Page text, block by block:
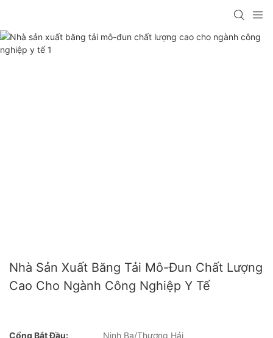
Nhà Sản Xuất Băng Tải Mô-Đun Chất Lượng
Cao Cho Ngành Công Nghiệp Y Tế
Cổng Bắt Đầu:
Ninh Ba/Thượng Hải